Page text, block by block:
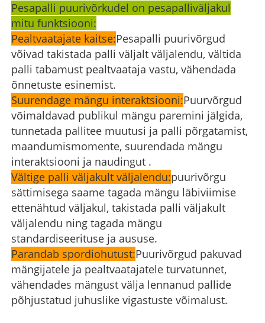
Pesapalli puurivõrkudel on pesapalliväljakul
mitu funktsiooni:
Pealtvaatajate kaitse:Pesapalli puurivõrgud
võivad takistada palli väljalt väljalendu, vältida
palli tabamust pealtvaataja vastu, vähendada
õnnetuste esinemist.
Suurendage mängu interaktsiooni:Puurvõrgud
võimaldavad publikul mängu paremini jälgida,
tunnetada pallitee muutusi ja palli põrgatamist,
maandumismomente, suurendada mängu
interaktsiooni ja naudingut ‌.
Vältige palli väljakult väljalendu:puurivõrgu
sättimisega saame tagada mängu läbiviimise
ettenähtud väljakul, takistada palli väljakult
väljalendu ning tagada mängu
standardiseerituse ja aususe.
Parandab spordiohutust:Puurivõrgud pakuvad
mängijatele ja pealtvaatajatele turvatunnet,
vähendades mängust välja lennanud pallide
põhjustatud juhuslike vigastuste võimalust.